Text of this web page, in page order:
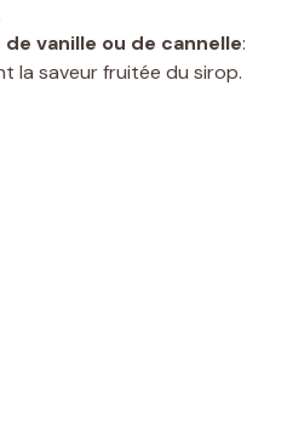
vanille ou de cannelle:
la saveur fruitée du sirop.